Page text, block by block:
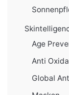
Age
Anti
Global